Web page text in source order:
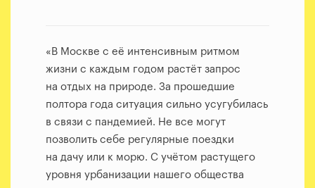
«В Москве с её интенсивным ритмом
жизни с каждым годом растёт запрос
на отдых на природе. За прошедшие
полтора года ситуация сильно усугубилась
в связи с пандемией. Не все могут
позволить себе регулярные поездки
на дачу или к морю. С учётом растущего
уровня урбанизации нашего общества